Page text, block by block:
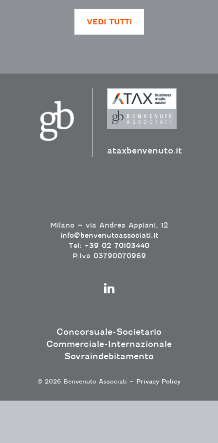
VEDI TUTTI
ataxbenvenuto.it
Milano – via Andrea Appiani, 12
info@benvenutoassociati.it
Tel: +39 02 70103440
P.Iva 03790070969
Concorsuale-Societario
Commerciale-Internazionale
Sovraindebitamento
© 2026 Benvenuto Associati – Privacy Policy